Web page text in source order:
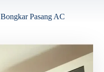
Bongkar Pasang AC